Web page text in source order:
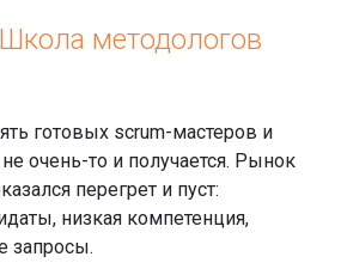
методологов
готовых scrum-мастеров и
очень-то и получается. Рынок
перегрет и пуст:
низкая компетенция,
запросы.